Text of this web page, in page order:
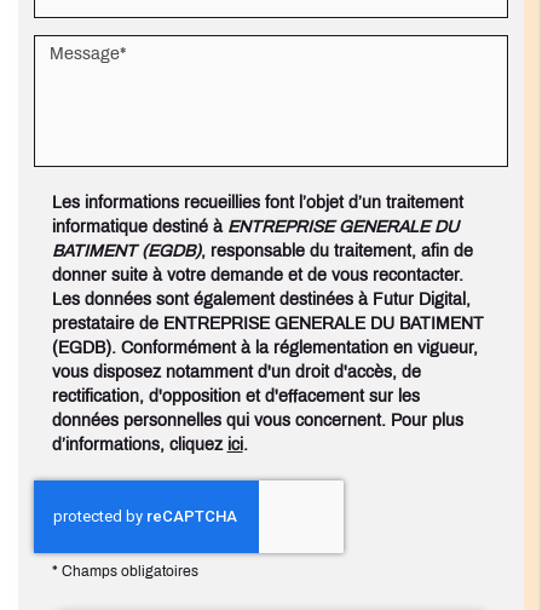
Les informations recueillies font l’objet d’un traitement
informatique destiné àENTREPRISE GENERALE DU
BATIMENT (EGDB), responsable du traitement, afin de
donner suite à votre demande et de vous recontacter.
Les données sont également destinées à Futur Digital,
prestataire de ENTREPRISE GENERALE DU BATIMENT
(EGDB). Conformément à la réglementation en vigueur,
vous disposez notamment d'un droit d'accès, de
rectification, d'opposition et d'effacement sur les
données personnelles qui vous concernent. Pour plus
d’informations, cliquez ici .
* Champs obligatoires